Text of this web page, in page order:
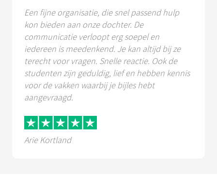
Een fijne organisatie, die snel passend hulp
kon bieden aan onze dochter. De
communicatie verloopt erg soepel en
iedereen is meedenkend. Je kan altijd bij ze
terecht voor vragen. Snelle reactie. Ook de
studenten zijn geduldig, lief en hebben kennis
voor de vakken waarbij je bijles hebt
aangevraagd.
Arie Kortland